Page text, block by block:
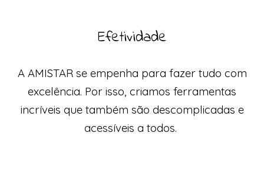
Efetividade
A AMISTAR se empenha para fazer tudo com
excelência. Por isso, criamos ferramentas
incríveis que também são descomplicadas e
acessíveis a todos.